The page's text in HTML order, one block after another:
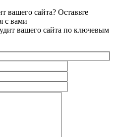
вашего сайта? Оставьте
с вами
вашего сайта по ключевым